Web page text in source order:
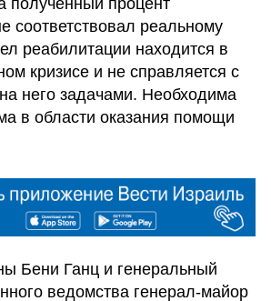
соответствовал реальному
реабилитации находится в
кризисе и не справляется с
него задачами. Необходима
в области оказания помощи
Бени Ганц и генеральный
ведомства генерал-майор